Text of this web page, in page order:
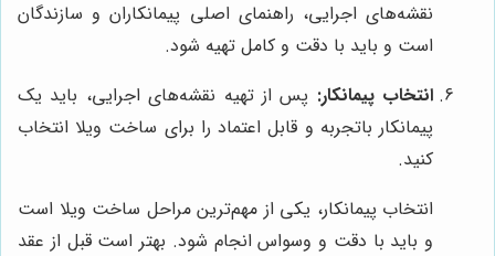
نقشه‌های اجرایی، راهنمای اصلی پیمانکاران و سازندگان
است و باید با دقت و کامل تهیه شود.
انتخاب پیمانکار: پس از تهیه نقشه‌های اجرایی، باید یک
پیمانکار باتجربه و قابل اعتماد را برای ساخت ویلا انتخاب
کنید.
انتخاب پیمانکار، یکی از مهم‌ترین مراحل ساخت ویلا است
و باید با دقت و وسواس انجام شود. بهتر است قبل از عقد